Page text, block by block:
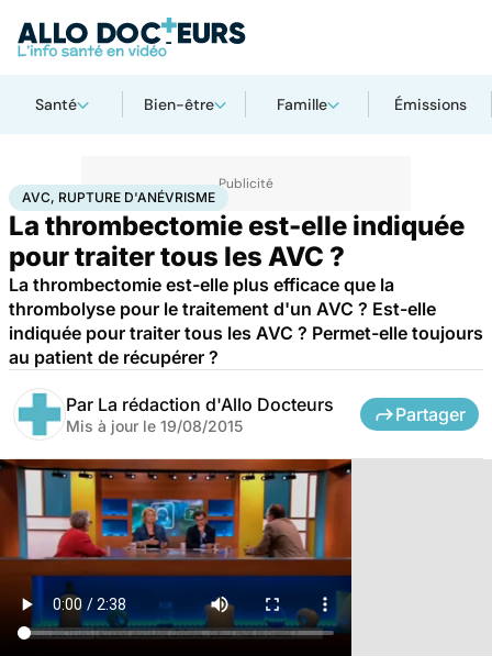
Santé Bien-être Famille Émissions
AccueilSantéMaladiesAVC, rupture d'anévrisme
AVC, RUPTURE D'ANÉVRISME
La thrombectomie est-elle indiquée
pour traiter tous les AVC ?
La thrombectomie est-elle plus efficace que la
thrombolyse pour le traitement d'un AVC ? Est-elle
indiquée pour traiter tous les AVC ? Permet-elle toujours
au patient de récupérer ?
Par La rédaction d'Allo Docteurs
Mis à jour le 19/08/2015
Partager